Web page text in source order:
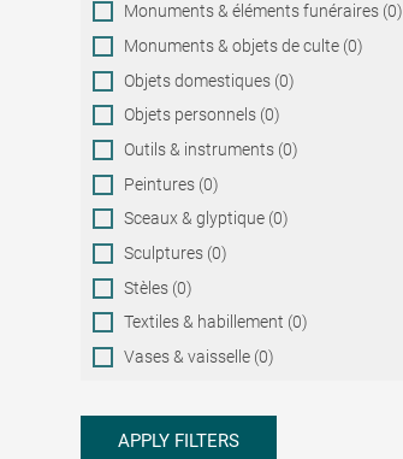
Monuments & éléments funéraires (0)
Monuments & objets de culte (0)
Objets domestiques (0)
Objets personnels (0)
Outils & instruments (0)
Peintures (0)
Sceaux & glyptique (0)
Sculptures (0)
Stèles (0)
Textiles & habillement (0)
Vases & vaisselle (0)
APPLY FILTERS